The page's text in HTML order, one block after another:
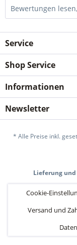
Bewertungen
Service
Shop Service
Informationen
Newsletter
* Alle Preise inkl.
Lieferung und
Cookie-
Versand und